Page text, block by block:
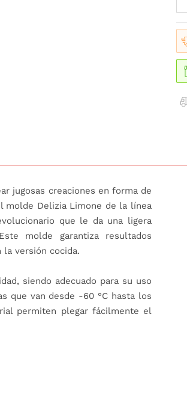
jugosas creaciones en forma de
molde Delizia Limone de la línea
que le da una ligera
molde garantiza resultados
versión cocida.
siendo adecuado para su uso
que van desde -60 °C hasta los
permiten plegar fácilmente el